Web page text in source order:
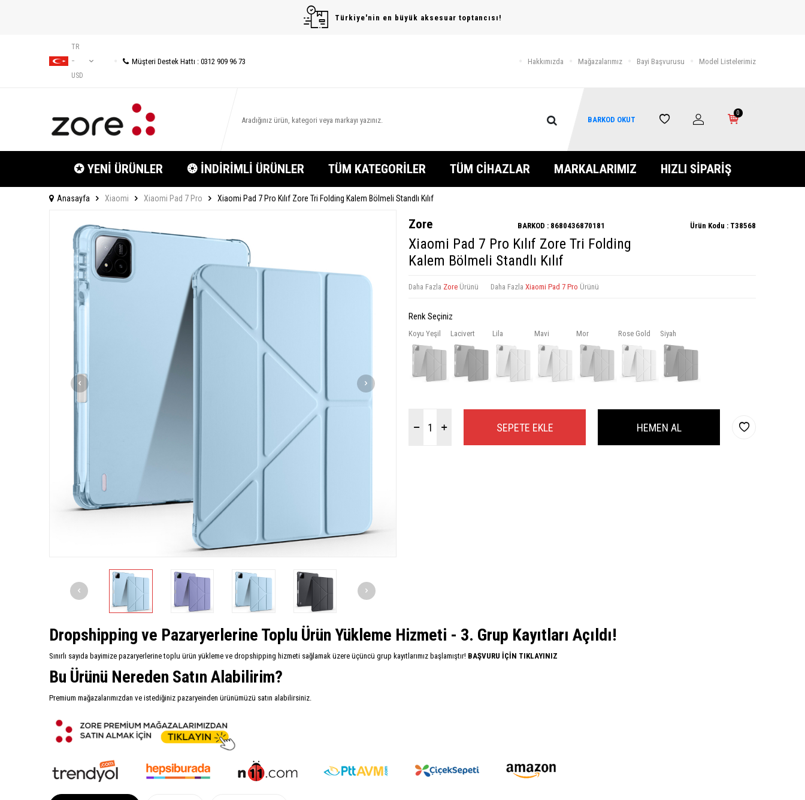
Türkiye'nin en büyük aksesuar toptancısı!
TR
−
USD
Müşteri Destek Hattı : 0312 909 96 73 Hakkımızda Mağazalarımız Bayi Başvurusu Model Listelerimiz
BARKOD OKUT
0
✪ YENİ ÜRÜNLER ❂ İNDİRİMLİ ÜRÜNLER TÜM KATEGORİLER TÜM CİHAZLAR MARKALARIMIZ HIZLI SİPARİŞ
Anasayfa Xiaomi Xiaomi Pad 7 Pro Xiaomi Pad 7 Pro Kılıf Zore Tri Folding Kalem Bölmeli Standlı Kılıf
Zore BARKOD : 8680436870181 Ürün Kodu : T38568
Xiaomi Pad 7 Pro Kılıf Zore Tri Folding
Kalem Bölmeli Standlı Kılıf
Daha Fazla Zore Ürünü Daha Fazla Xiaomi Pad 7 Pro Ürünü
Renk Seçiniz
Koyu Yeşil Lacivert Lila Mavi Mor Rose Gold Siyah
SEPETE EKLE HEMEN AL
Dropshipping ve Pazaryerlerine Toplu Ürün Yükleme Hizmeti - 3. Grup Kayıtları Açıldı!
Sınırlı sayıda bayimize pazaryerlerine toplu ürün yükleme ve dropshipping hizmeti sağlamak üzere üçüncü grup kayıtlarımız başlamıştır! BAŞVURU İÇİN TIKLAYINIZ
Bu Ürünü Nereden Satın Alabilirim?
Premium mağazalarımızdan ve istediğiniz pazaryeinden ürünümüzü satın alabilirsiniz.